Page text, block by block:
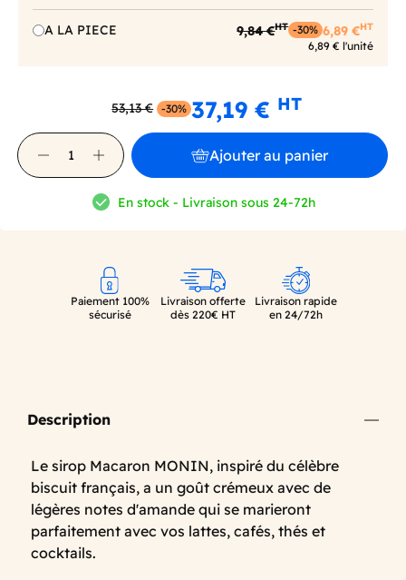
A LA PIECE 9,84 €HT -30% 6,89 €HT
6,89 € l'unité
53,13 € -30% 37,19 € HT
Ajouter au panier
En stock - Livraison sous 24-72h
Paiement 100%
sécurisé
Livraison offerte
dès 220€ HT
Livraison rapide
en 24/72h
Description
Le sirop Macaron MONIN, inspiré du célèbre
biscuit français, a un goût crémeux avec de
légères notes d'amande qui se marieront
parfaitement avec vos lattes, cafés, thés et
cocktails.